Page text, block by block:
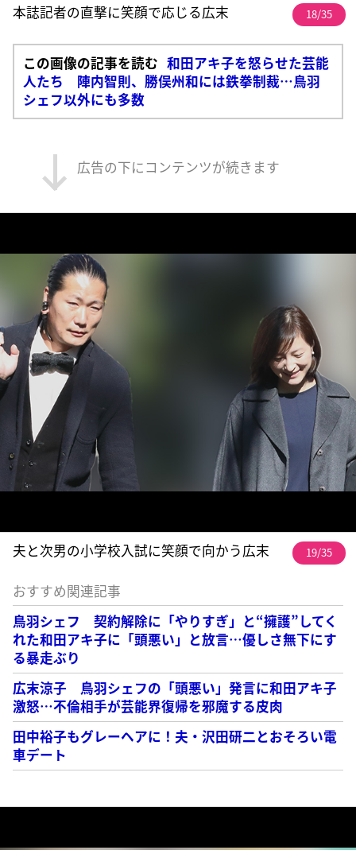
本誌記者の直撃に笑顔で応じる広末 18/35
この画像の記事を読む 和田アキ子を怒らせた芸能
人たち 陣内智則、勝俣州和には鉄拳制裁…鳥羽
シェフ以外にも多数
広告の下にコンテンツが続きます
夫と次男の小学校入試に笑顔で向かう広末 19/35
おすすめ関連記事
鳥羽シェフ 契約解除に「やりすぎ」と“擁護”してく
れた和田アキ子に「頭悪い」と放言…優しさ無下にす
る暴走ぶり
広末涼子 鳥羽シェフの「頭悪い」発言に和田アキ子
激怒…不倫相手が芸能界復帰を邪魔する皮肉
田中裕子もグレーヘアに！夫・沢田研二とおそろい電
車デート